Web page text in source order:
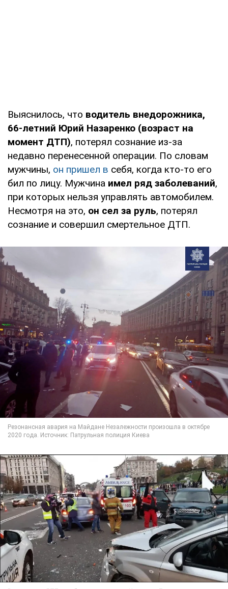
Выяснилось, что водитель внедорожника,
66-летний Юрий Назаренко (возраст на
момент ДТП), потерял сознание из-за
недавно перенесенной операции. По словам
мужчины, он пришел в себя, когда кто-то его
бил по лицу. Мужчина имел ряд заболеваний,
при которых нельзя управлять автомобилем.
Несмотря на это, он сел за руль, потерял
сознание и совершил смертельное ДТП.